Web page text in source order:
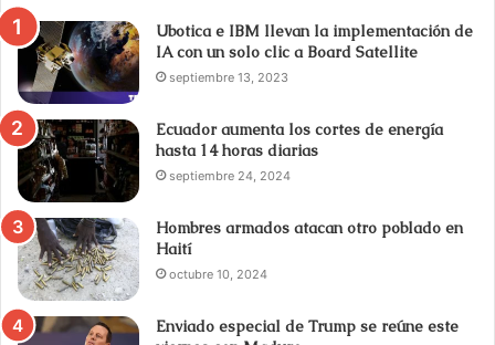
Ubotica e IBM llevan la implementación de
IA con un solo clic a Board Satellite
septiembre 13, 2023
Ecuador aumenta los cortes de energía
hasta 14 horas diarias
septiembre 24, 2024
Hombres armados atacan otro poblado en
Haití
octubre 10, 2024
Enviado especial de Trump se reúne este